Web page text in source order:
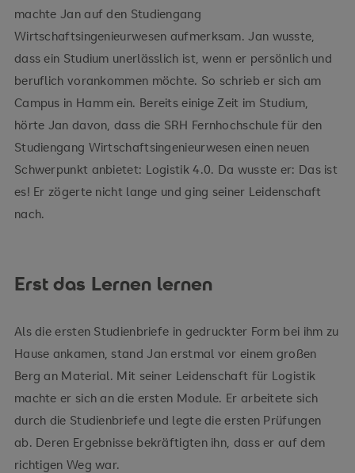
machte Jan auf den Studiengang
Wirtschaftsingenieurwesen aufmerksam. Jan wusste,
dass ein Studium unerlässlich ist, wenn er persönlich und
beruflich vorankommen möchte. So schrieb er sich am
Campus in Hamm ein. Bereits einige Zeit im Studium,
hörte Jan davon, dass die SRH Fernhochschule für den
Studiengang Wirtschaftsingenieurwesen einen neuen
Schwerpunkt anbietet: Logistik 4.0. Da wusste er: Das ist
es! Er zögerte nicht lange und ging seiner Leidenschaft
nach.
Erst das Lernen lernen
Als die ersten Studienbriefe in gedruckter Form bei ihm zu
Hause ankamen, stand Jan erstmal vor einem großen
Berg an Material. Mit seiner Leidenschaft für Logistik
machte er sich an die ersten Module. Er arbeitete sich
durch die Studienbriefe und legte die ersten Prüfungen
ab. Deren Ergebnisse bekräftigten ihn, dass er auf dem
richtigen Weg war.